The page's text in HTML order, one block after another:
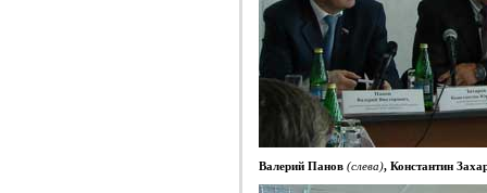
Валерий Панов (слева), Константин